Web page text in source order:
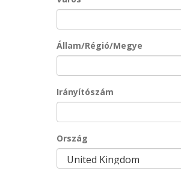
Állam/Régió/Megye
Irányítószám
Ország